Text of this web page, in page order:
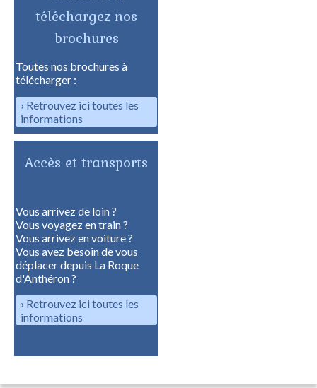
téléchargez nos
brochures
Toutes nos brochures à
télécharger :
Retrouvez ici toutes les
informations
Accès et transports
Vous arrivez de loin ?
Vous voyagez en train ?
Vous arrivez en voiture ?
Vous avez besoin de vous
déplacer depuis La Roque
d'Anthéron ?
Retrouvez ici toutes les
informations